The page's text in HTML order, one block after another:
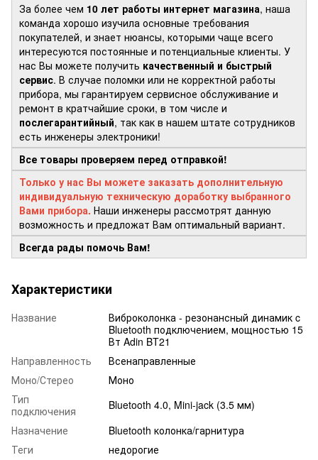
За более чем 10 лет работы интернет магазина, наша
команда хорошо изучила основные требования
покупателей, и знает нюансы, которыми чаще всего
интересуются постоянные и потенциальные клиенты. У
нас Вы можете получить качественный и быстрый
сервис. В случае поломки или не корректной работы
прибора, мы гарантируем сервисное обслуживание и
ремонт в кратчайшие сроки, в том числе и
послегарантийный, так как в нашем штате сотрудников
есть инженеры электроники!
Все товары проверяем перед отправкой!
Только у нас Вы можете заказать дополнительную
индивидуальную техническую доработку выбранного
Вами прибора. Наши инженеры рассмотрят данную
возможность и предложат Вам оптимальный вариант.
Всегда рады помочь Вам!
Характеристики
Название
Виброколонка - резонансный динамик c
Bluetooth подключением, мощностью 15
Вт Adin BT21
Направленность
Всенаправленные
Моно/Стерео
Моно
Тип
подключения
Bluetooth 4.0, Mini-jack (3.5 мм)
Назначение
Bluetooth колонка/гарнитура
Теги
недорогие